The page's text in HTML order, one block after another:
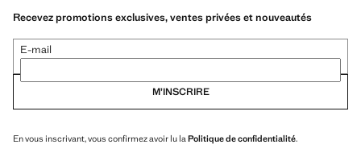
Recevez promotions exclusives, ventes privées et nouveautés
E-mail
M’INSCRIRE
En vous inscrivant, vous confirmez avoir lu la Politique de confidentialité.